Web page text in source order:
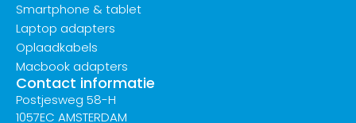
Smartphone & tablet
Laptop adapters
Oplaadkabels
Macbook adapters
Contact informatie
Postjesweg 58-H
1057EC AMSTERDAM